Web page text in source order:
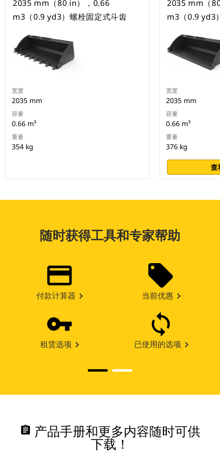
2035 mm（80 in），0.66
m3（0.9 yd3）螺栓固定式斗齿
宽度
2035 mm
容量
0.66 m³
重量
354 kg
2035 mm（
m3（0.9 yd3
宽度
2035 mm
容量
0.66 m³
重量
376 kg
查
随时获得工具和专家帮助
付款计算器 当前优惠
租赁选项 已使用的选项
assignment 产品手册和更多内容随时可供
下载！